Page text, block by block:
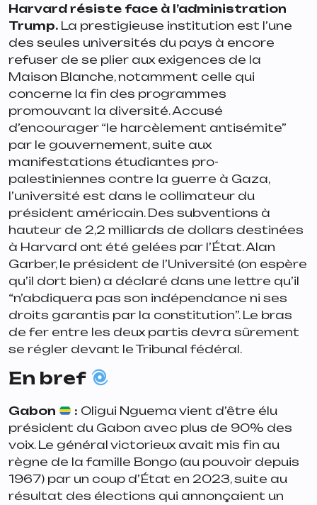
Harvard résiste face à l’administration
Trump. La prestigieuse institution est l’une
des seules universités du pays à encore
refuser de se plier aux exigences de la
Maison Blanche, notamment celle qui
concerne la fin des programmes
promouvant la diversité. Accusé
d’encourager “le harcèlement antisémite”
par le gouvernement, suite aux
manifestations étudiantes pro-
palestiniennes contre la guerre à Gaza,
l’université est dans le collimateur du
président américain. Des subventions à
hauteur de 2,2 milliards de dollars destinées
à Harvard ont été gelées par l’État. Alan
Garber, le président de l’Université (on espère
qu’il dort bien) a déclaré dans une lettre qu’il
“n’abdiquera pas son indépendance ni ses
droits garantis par la constitution”. Le bras
de fer entre les deux partis devra sûrement
se régler devant le Tribunal fédéral.
En bref
Gabon : Oligui Nguema vient d’être élu
président du Gabon avec plus de 90% des
voix. Le général victorieux avait mis fin au
règne de la famille Bongo (au pouvoir depuis
1967) par un coup d’État en 2023, suite au
résultat des élections qui annonçaient un